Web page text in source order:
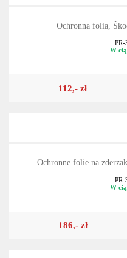
Ochronna folia,
PR-
W
112,- zł
Ochronne folie na
PR-
W
186,- zł